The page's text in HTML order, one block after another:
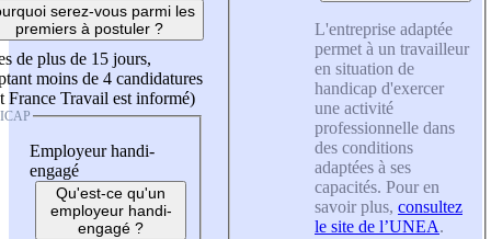
serez-vous parmi les
premiers à postuler ?
de plus de 15 jours,
moins de 4 candidatures
France Travail est informé)
Employeur handi-
engagé
Qu'est-ce qu'un
employeur handi-
engagé ?
L'entreprise adaptée
permet à un travailleur
en situation de
handicap d'exercer
une activité
professionnelle dans
des conditions
adaptées à ses
capacités. Pour en
savoir plus, consultez
le site de l’UNEA.